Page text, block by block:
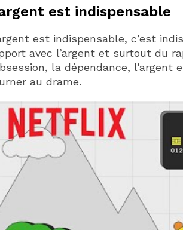
est indispensable
est indispensable, c’est
avec l’argent et surtout du
la dépendance,
au drame.